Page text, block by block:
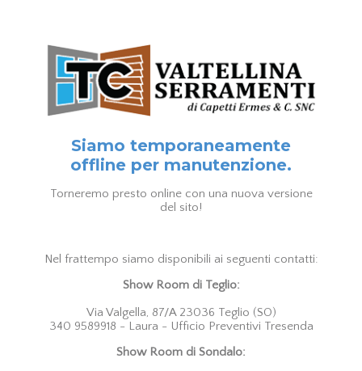
Siamo temporaneamente
offline per manutenzione.
Torneremo presto online con una nuova versione
del sito!
Nel frattempo siamo disponibili ai seguenti contatti:
Show Room di Teglio:
Via Valgella, 87/A 23036 Teglio (SO)
340 9589918 - Laura - Ufficio Preventivi Tresenda
Show Room di Sondalo: